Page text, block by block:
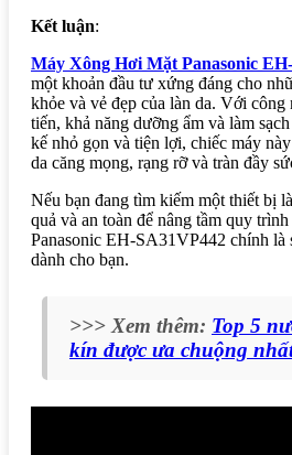
Kết luận:
Máy Xông Hơi Mặt Panasonic
một khoản đầu tư xứng đáng cho
khỏe và vẻ đẹp của làn da. Với
tiến, khả năng dưỡng ẩm và làm
kế nhỏ gọn và tiện lợi, chiếc máy
da căng mọng, rạng rỡ và tràn đầy
Nếu bạn đang tìm kiếm một thiết bị
quả và an toàn để nâng tầm quy
Panasonic EH-SA31VP442 chính là
dành cho bạn.
>>> Xem thêm: Top 5
kín được ưa chuộng